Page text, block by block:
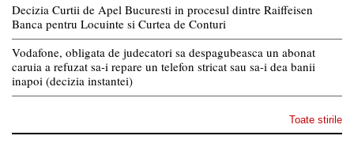
Decizia Curtii de Apel Bucuresti in procesul dintre Raiffeisen
Banca pentru Locuinte si Curtea de Conturi
Vodafone, obligata de judecatori sa despagubeasca un abonat
caruia a refuzat sa-i repare un telefon stricat sau sa-i dea banii
inapoi (decizia instantei)
Toate stirile